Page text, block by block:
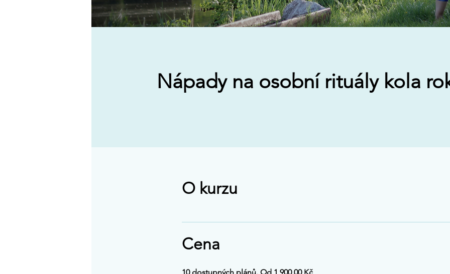
Nápady na osobní rituály kola
O kurzu
Cena